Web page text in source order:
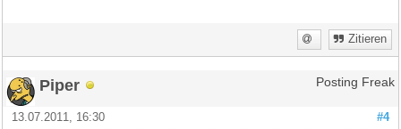
Zitieren
Piper Posting Freak
#4
13.07.2011, 16:30